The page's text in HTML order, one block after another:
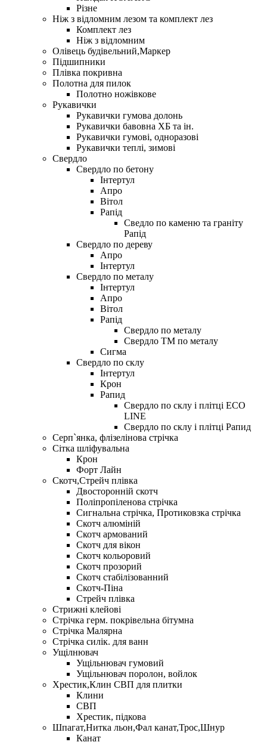
Різне
Ніж з відломним лезом та комплект лез
Комплект лез
Ніж з відломним
Олівець будівельний,Маркер
Підшипники
Плівка покривна
Полотна для пилок
Полотно ножівкове
Рукавички
Рукавички гумова долонь
Рукавички бавовна ХБ та ін.
Рукавички гумові, одноразові
Рукавички теплі, зимові
Свердло
Свердло по бетону
Iнтертул
Апро
Вітол
Рапiд
Сведло по каменю та граніту
Рапід
Свердло по дереву
Апро
Інтертул
Свердло по металу
Iнтертул
Апро
Вітол
Рапiд
Свердло по металу
Свердло ТМ по металу
Сигма
Свердло по склу
Інтертул
Крон
Рапид
Свердло по склу і плітці ECO
LINE
Свердло по склу і плітці Рапид
Серп`янка, флізелінова стрічка
Сітка шліфувальна
Крон
Форт Лайн
Скотч,Стрейч плівка
Двосторонній скотч
Поліпропіленова стрічка
Сигнальна стрічка, Протиковзка стрічка
Скотч алюміній
Скотч армований
Скотч для вікон
Скотч кольоровий
Скотч прозорий
Скотч стабілізованний
Скотч-Піна
Стрейч плівка
Стрижні клейові
Стрічка герм. покрівельна бітумна
Стрічка Малярна
Стрічка силік. для ванн
Ущілнювач
Ущільнювач гумовий
Ущільнювач поролон, войлок
Хрестик,Клин СВП для плитки
Клини
СВП
Хрестик, підкова
Шпагат,Нитка льон,Фал канат,Трос,Шнур
Канат